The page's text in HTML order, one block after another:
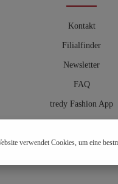
Kontakt
Filialfinder
Newsletter
FAQ
tredy Fashion App
Hosenberater
verwendet Cookies, um eine